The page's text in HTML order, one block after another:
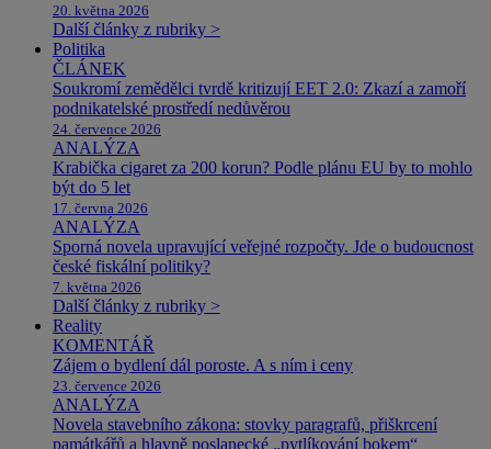
20. května 2026
Další články z rubriky >
Politika
ČLÁNEK
Soukromí zemědělci tvrdě kritizují EET 2.0: Zkazí a zamoří
podnikatelské prostředí nedůvěrou
24. července 2026
ANALÝZA
Krabička cigaret za 200 korun? Podle plánu EU by to mohlo
být do 5 let
17. června 2026
ANALÝZA
Sporná novela upravující veřejné rozpočty. Jde o budoucnost
české fiskální politiky?
7. května 2026
Další články z rubriky >
Reality
KOMENTÁŘ
Zájem o bydlení dál poroste. A s ním i ceny
23. července 2026
ANALÝZA
Novela stavebního zákona: stovky paragrafů, přiškrcení
památkářů a hlavně poslanecké „pytlíkování bokem“